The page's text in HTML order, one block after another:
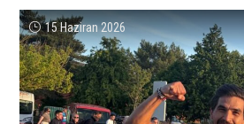
15 Haziran 2026